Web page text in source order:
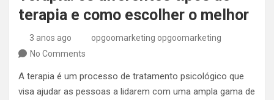
terapia e como escolher o melhor
3 anos ago
opgoomarketing opgoomarketing
No Comments
A terapia é um processo de tratamento psicológico que
visa ajudar as pessoas a lidarem com uma ampla gama de